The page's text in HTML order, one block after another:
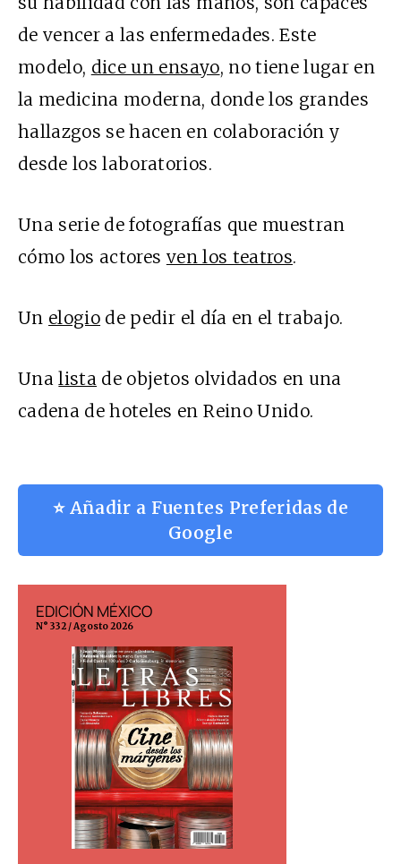
de vencer a las enfermedades. Este
modelo, dice un ensayo, no tiene lugar en
la medicina moderna, donde los grandes
hallazgos se hacen en colaboración y
desde los laboratorios.
Una serie de fotografías que muestran
cómo los actores ven los teatros.
Un elogio de pedir el día en el trabajo.
Unalista de objetos olvidados en una
cadena de hoteles en Reino Unido.
⭐ Añadir a Fuentes Preferidas de
Google
EDICIÓN MÉXICO
N° 332 / Agosto 2026